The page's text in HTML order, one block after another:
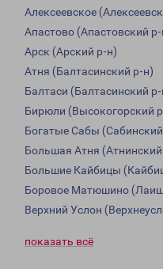
Алексеевское
Апастово (Апастовский
Арск (Арский р-н)
Атня (Балтасинский р-н)
Балтаси (Балтасинский
Бирюли (Высокогорский
Богатые Сабы
Большая Атня
Большие Кайбицы
Боровое Матюшино
Верхний Услон
показать всё